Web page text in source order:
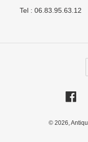
Tel : 06.83.95.63.12
© 2026,